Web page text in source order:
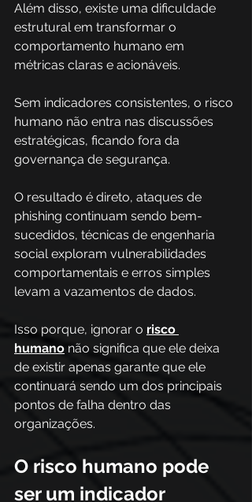
Além disso, existe uma dificuldade
estrutural em transformar o
comportamento humano em
métricas claras e acionáveis.
Sem indicadores consistentes, o risco
humano não entra nas discussões
estratégicas, ficando fora da
governança de segurança.
O resultado é direto, ataques de
phishing continuam sendo bem-
sucedidos, técnicas de engenharia
social exploram vulnerabilidades
comportamentais e erros simples
levam a vazamentos de dados.
Isso porque, ignorar o risco
humano não significa que ele deixa
de existir apenas garante que ele
continuará sendo um dos principais
pontos de falha dentro das
organizações.
O risco humano pode
ser um indicador